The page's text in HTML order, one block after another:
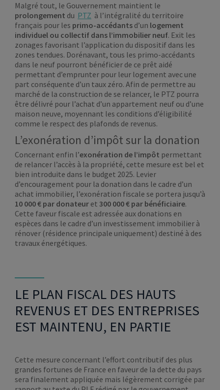
Malgré tout, le Gouvernement maintient le
prolongement du PTZ à l’intégralité du territoire
français pour les primo-accédants d’un logement
individuel ou collectif dans l’immobilier neuf. Exit les
zonages favorisant l’application du dispositif dans les
zones tendues. Dorénavant, tous les primo-accédants
dans le neuf pourront bénéficier de ce prêt aidé
permettant d’emprunter pour leur logement avec une
part conséquente d’un taux zéro. Afin de permettre au
marché de la construction de se relancer, le PTZ pourra
être délivré pour l’achat d’un appartement neuf ou d’une
maison neuve, moyennant les conditions d’éligibilité
comme le respect des plafonds de revenus.
L’exonération d’impôt sur la donation
Concernant enfin l’exonération de l’impôt permettant
de relancer l’accès à la propriété, cette mesure est bel et
bien introduite dans le budget 2025. Levier
d’encouragement pour la donation dans le cadre d’un
achat immobilier, l’exonération fiscale se portera jusqu’à
10 000 € par donateur et 300 000 € par bénéficiaire.
Cette faveur fiscale est adressée aux donations en
espèces dans le cadre d’un investissement immobilier à
rénover (résidence principale uniquement) destiné à des
travaux énergétiques.
LE PLAN FISCAL DES HAUTS
REVENUS ET DES ENTREPRISES
EST MAINTENU, EN PARTIE
Cette mesure concernant l’effort contributif des plus
grandes fortunes de France en faveur de la dette du pays
sera finalement appliquée mais légèrement corrigée par